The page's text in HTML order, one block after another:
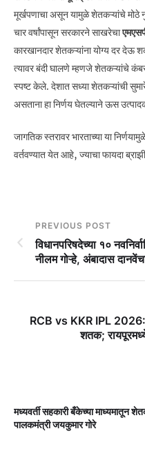
मूर्खपणाचा असून यामुळे शेतकऱ्यांचे मोठे
चार वर्षांपासून सरकारने साखरेचा
कारखानदार शेतकऱ्यांना योग्य दर देऊ
त्यावर बंदी घालणे म्हणजे शेतकऱ्यांचे
स्पष्ट केले. देशात सध्या शेतकऱ्यांची
असताना हा निर्णय घेतल्याने ऊस
जागतिक स्तरावर भारताच्या या
वर्तवण्यात येत आहे, ज्याचा फायदा
PREVIOUS POST
विधानपरिषदेच्या १०
नीलम गोऱ्हे, अंबादास
RCB vs KKR IPL 2026:
शतक;
मध्यवर्ती सहकारी बँकेच्या माध्यमातून
पालकमंत्री जयकुमार गोरे